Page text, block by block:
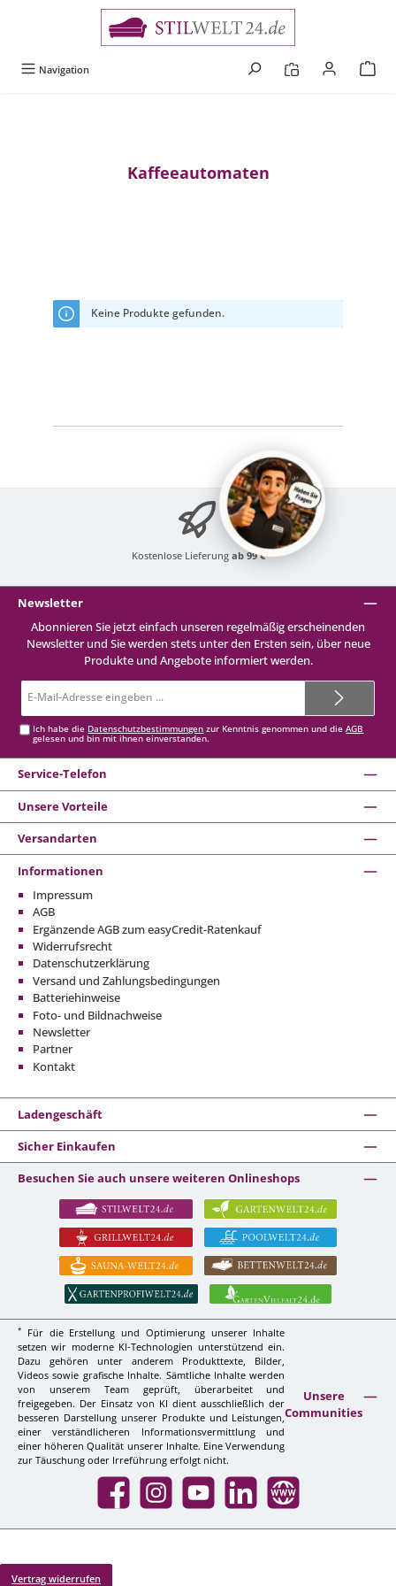
Navigation
Kaffeeautomaten
Keine Produkte gefunden.
Kostenlose Lieferung ab 99 €
Newsletter
Abonnieren Sie jetzt einfach unseren regelmäßig erscheinenden
Newsletter und Sie werden stets unter den Ersten sein, über neue
Produkte und Angebote informiert werden.
Mail-
Ich habe die Datenschutzbestimmungen zur Kenntnis genommen und dieAGB
gelesen und bin mit ihnen einverstanden.
Service-Telefon
Unsere Vorteile
Versandarten
Informationen
Impressum
AGB
Ergänzende AGB zum easyCredit-Ratenkauf
Widerrufsrecht
Datenschutzerklärung
Versand und Zahlungsbedingungen
Batteriehinweise
Foto- und Bildnachweise
Newsletter
Partner
Kontakt
Ladengeschäft
Sicher Einkaufen
Besuchen Sie auch unsere weiteren Onlineshops
*
Für die Erstellung und Optimierung unserer Inhalte
setzen wir moderne KI-Technologien unterstützend ein.
Dazu gehören unter anderem Produkttexte, Bilder,
Videos sowie grafische Inhalte. Sämtliche Inhalte werden
von unserem Team geprüft, überarbeitet und
freigegeben. Der Einsatz von KI dient ausschließlich der
besseren Darstellung unserer Produkte und Leistungen,
einer verständlicheren Informationsvermittlung und
einer höheren Qualität unserer Inhalte. Eine Verwendung
zur Täuschung oder Irreführung erfolgt nicht.
Unsere
Communities
Facebook InstagramYouTube LinkedIn Website
Vertrag widerrufen